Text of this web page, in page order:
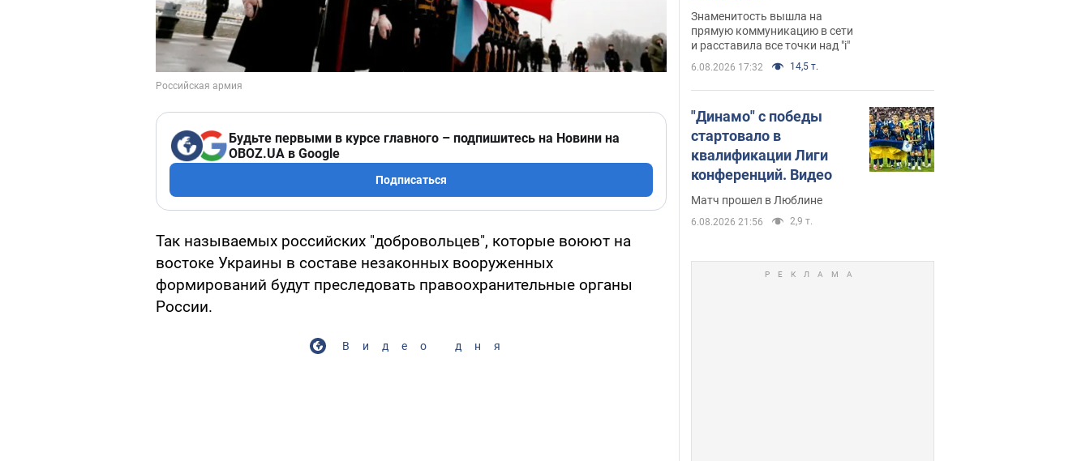
Будьте первыми в курсе главного – подпишитесь на Новини на
OBOZ.UA в Google
Подписаться
Так называемых российских "добровольцев", которые воюют на
востоке Украины в составе незаконных вооруженных
формирований будут преследовать правоохранительные органы
России.
Видео дня
несправедливо
захейтили
Знаменитость вышла на
прямую коммуникацию в сети
и расставила все точки над "i"
6.08.2026 17:32 14,5 т.
"Динамо" с победы
стартовало в
квалификации Лиги
конференций. Видео
Матч прошел в Люблине
6.08.2026 21:56 2,9 т.